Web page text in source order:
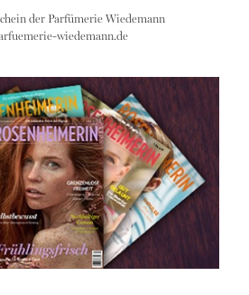
der Parfümerie Wiedemann
wiedemann.de